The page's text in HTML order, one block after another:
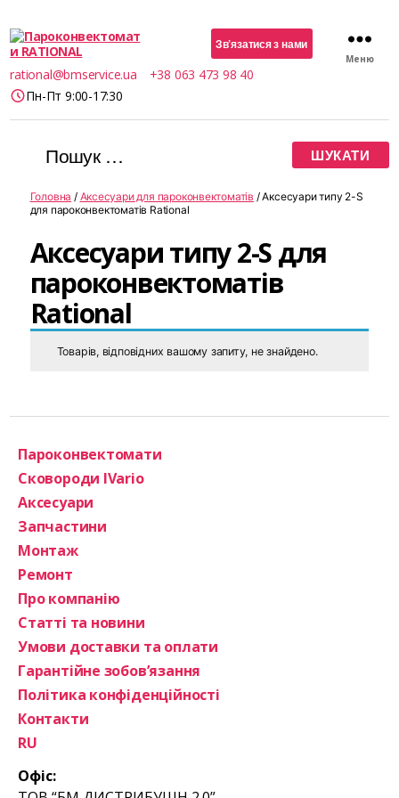
Пароконвектомати
RATIONAL
Зв’язатися з нами
rational@bmservice.ua
+38 063 473 98 40
Пн-Пт 9:00-17:30
Меню
Шукати:
Головна / Аксесуари для пароконвектоматів / Аксесуари типу 2-S
для пароконвектоматів Rational
Аксесуари типу 2-S для
пароконвектоматів
Rational
Товарів, відповідних вашому запиту, не знайдено.
Офіс:
Пароконвектомати
Сковороди IVario
Аксесуари
Запчастини
Монтаж
Ремонт
Про компанію
Статті та новини
Умови доставки та оплати
Гарантійне зобов’язання
Політика конфіденційності
Контакти
RU